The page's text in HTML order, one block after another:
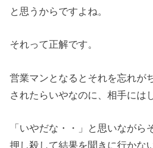
と思うからですよね。
それって正解です。
営業マンとなるとそれを忘れが
されたらいやなのに、相手には
「いやだな・・」と思いながら
押し殺して結果を聞きに行かな